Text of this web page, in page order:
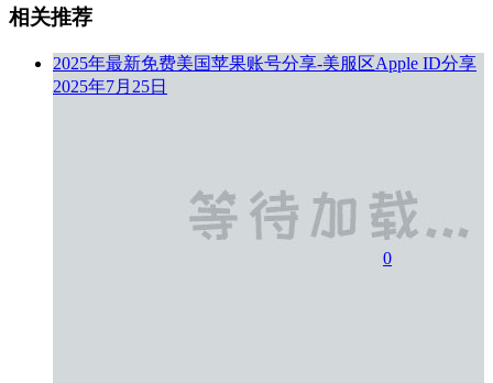
相关推荐
2025年最新免费美国苹果账号分享-美服区Apple ID分享
2025年7月25日
0